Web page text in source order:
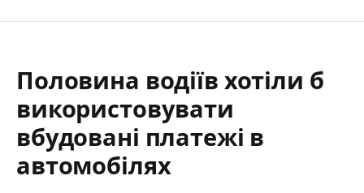
Половина водіїв хотіли б
використовувати
вбудовані платежі в
автомобілях